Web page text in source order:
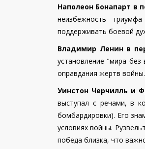
Наполеон Бонапарт в
неизбежность
поддерживать боевой
Владимир Ленин в
установление "мира
оправдания жертв войны.
Уинстон Черчилль и
выступал с речами, в
бомбардировки). Его
условиях войны.
победа близка, что